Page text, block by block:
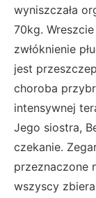
wyniszczała
70kg.
zwłóknienie
jest
choroba
intensywnej
Jego siostra,
czekanie.
przeznaczone
wszyscy